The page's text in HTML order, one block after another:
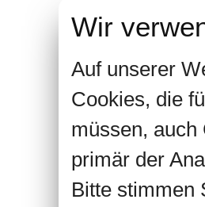
Wir
Auf unserer
Cookies, die
müssen, auch
primär der
Bitte stimmen